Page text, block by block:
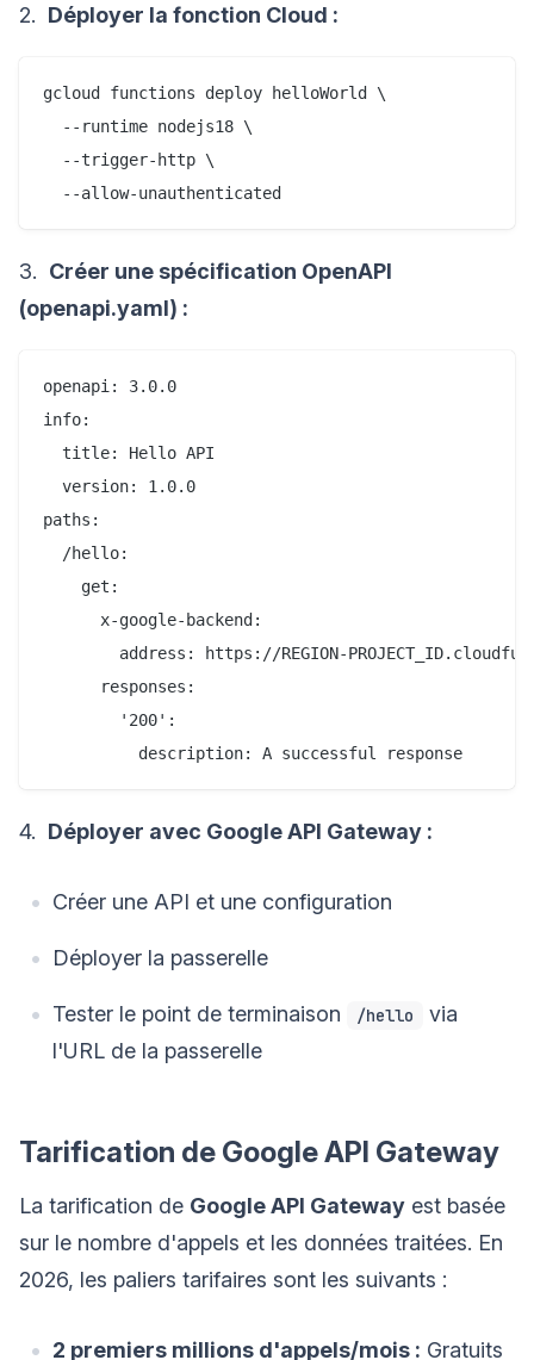
2. Déployer la fonction Cloud :
gcloud functions deploy helloWorld \
  --runtime nodejs18 \
  --trigger-http \
3. Créer une spécification OpenAPI
(openapi.yaml) :
openapi: 3.0.0
info:
  title: Hello API
  version: 1.0.0
paths:
  /hello:
    get:
      x-google-backend:
address: https://REGION-
      responses:
        '200':
4. Déployer avec Google API Gateway :
Créer une API et une configuration
Déployer la passerelle
Tester le point de terminaison /hello
via
l'URL de la passerelle
Tarification de Google API Gateway
La tarification de Google API Gateway est basée
sur le nombre d'appels et les données traitées. En
2026, les paliers tarifaires sont les suivants :
2 premiers millions d'appels/mois : Gratuits